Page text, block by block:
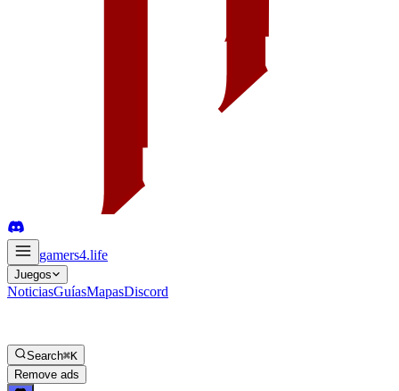
gamers4.life
Juegos
NoticiasGuíasMapasDiscord
Search⌘K
Remove ads